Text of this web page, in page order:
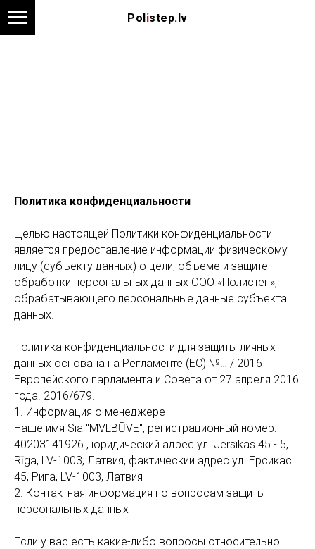
Pol istep.lv
Политика конфиденциальности
Целью настоящей Политики конфиденциальности
является предоставление информации физическому
лицу (субъекту данных) о цели, объеме и защите
обработки персональных данных ООО «Полистеп»,
обрабатывающего персональные данные субъекта
данных.
Политика конфиденциальности для защиты личных
данных основана на Регламенте (ЕС) №… / 2016
Европейского парламента и Совета от 27 апреля 2016
года. 2016/679.
1. Информация о менеджере
Наше имя Sia "MVLBŪVE", регистрационный номер:
40203141926 , юридический адрес ул. Jersikas 45 - 5,
Rīga, LV-1003, Латвия, фактический адрес ул. Ерсикас
45, Рига, LV-1003, Латвия
2. Контактная информация по вопросам защиты
персональных данных
Если у вас есть какие-либо вопросы относительно